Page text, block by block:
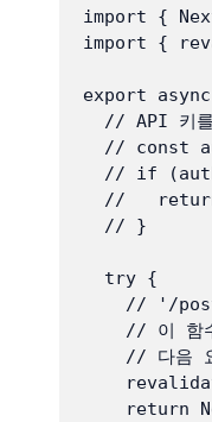
import {
import {
export
// API 키를
// const
// if
//
  // }
  try {
// '/
// 이 함
// 다음
return